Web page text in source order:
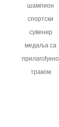
шампион
спортски
сувенир
медаља са
траком